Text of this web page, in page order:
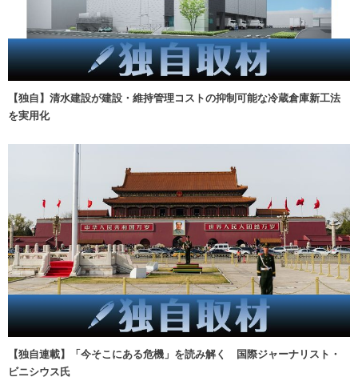
【独自】清水建設が建設・維持管理コストの抑制可能な冷蔵倉庫新工法
を実用化
【独自連載】「今そこにある危機」を読み解く 国際ジャーナリスト・
ビニシウス氏